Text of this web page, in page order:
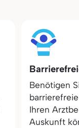
Benötigen
Ihren
Auskunft